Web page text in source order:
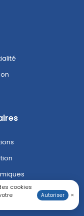
cookies
Autoriser ×